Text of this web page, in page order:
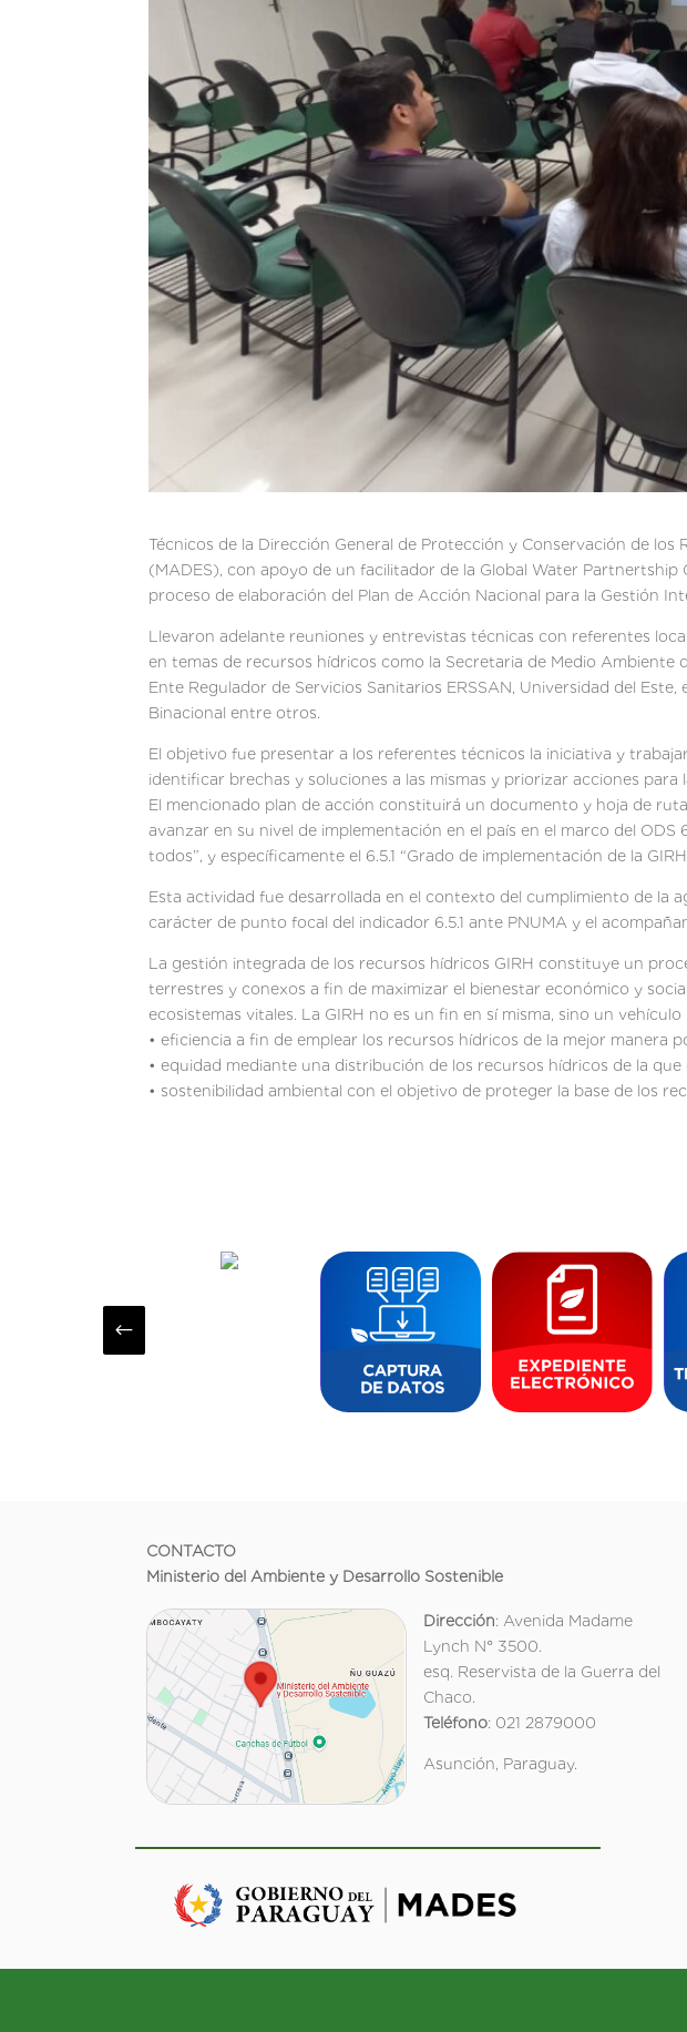
Técnicos de la Dirección General de Protección y Conservación de
(MADES), con apoyo de un facilitador de la Global Water
proceso de elaboración del Plan de Acción Nacional para la Gestión
Llevaron adelante reuniones y entrevistas técnicas con referentes
en temas de recursos hídricos como la Secretaria de Medio Ambiente
Ente Regulador de Servicios Sanitarios ERSSAN, Universidad del
Binacional entre otros.
El objetivo fue presentar a los referentes técnicos la iniciativa y
identificar brechas y soluciones a las mismas y priorizar acciones para
El mencionado plan de acción constituirá un documento y hoja de
avanzar en su nivel de implementación en el país en el marco del
todos”, y específicamente el 6.5.1 “Grado de implementación de la
Esta actividad fue desarrollada en el contexto del cumplimiento de la
carácter de punto focal del indicador 6.5.1 ante PNUMA y el
La gestión integrada de los recursos hídricos GIRH constituye un
terrestres y conexos a fin de maximizar el bienestar económico y
ecosistemas vitales. La GIRH no es un fin en sí misma, sino un
• eficiencia a fin de emplear los recursos hídricos de la mejor manera
• equidad mediante una distribución de los recursos hídricos de la
• sostenibilidad ambiental con el objetivo de proteger la base de los
#
CONTACTO
Ministerio del Ambiente y Desarrollo Sostenible
Dirección: Avenida Madame
Lynch N° 3500.
esq. Reservista de la Guerra del
Chaco.
Teléfono: 021 2879000
Asunción, Paraguay.